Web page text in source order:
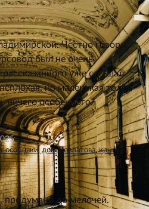
Честно говоря,
был не очень
уже слышал
но маленькая толпа
ничего особенного.
особняки, дом Довлатова, крыша
продумано до мелочей.